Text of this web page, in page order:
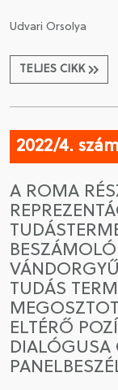
Udvari Orsolya
TELJES CIKK
2022/4. szám
A ROMA
TUDÁS
ELTÉRŐ
DIALÓGUSA